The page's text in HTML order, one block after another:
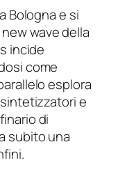
Bologna e si
wave della
incide
come
esplora
e
di
subito una